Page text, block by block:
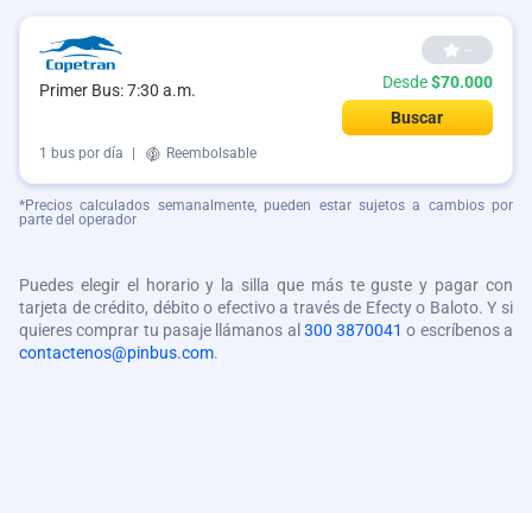
Primer Bus: 7:30 a.m.
--
Desde$70.000
Buscar
1 bus por día Reembolsable
*Precios calculados semanalmente, pueden estar sujetos a cambios por
parte del operador
Puedes elegir el horario y la silla que más te guste y pagar con
tarjeta de crédito, débito o efectivo a través de Efecty o Baloto. Y si
quieres comprar tu pasaje llámanos al 300 3870041 o escríbenos a
contactenos@pinbus.com.